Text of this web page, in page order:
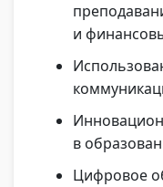
и
в
Цифровое